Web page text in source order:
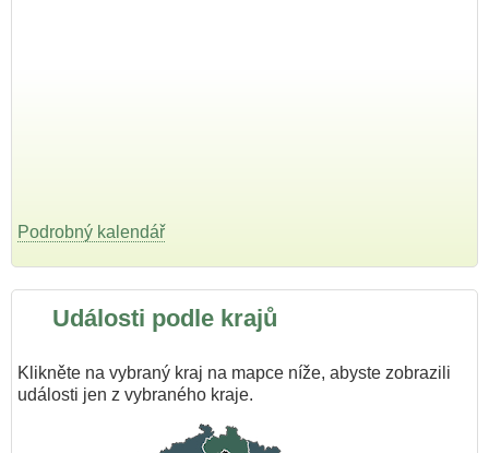
Podrobný kalendář
Události podle krajů
Klikněte na vybraný kraj na mapce níže, abyste zobrazili
události jen z vybraného kraje.